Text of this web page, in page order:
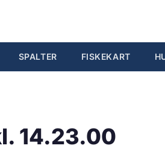
SPALTER FISKEKART
14.23.00